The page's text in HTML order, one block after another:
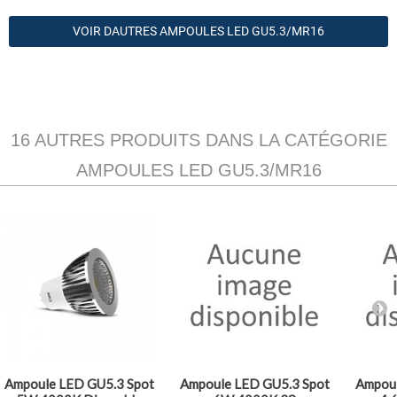
VOIR DAUTRES AMPOULES LED GU5.3/MR16
16 AUTRES PRODUITS DANS LA CATÉGORIE
AMPOULES LED GU5.3/MR16
Ampoule LED GU5.3 Spot
Ampoule LED GU5.3 Spot